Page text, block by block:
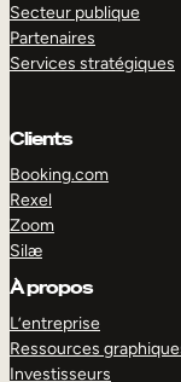
Secteur publique
Partenaires
Services stratégiques
Clients
Booking.com
Rexel
Zoom
Silæ
À propos
L’entreprise
Ressources
Investisseurs